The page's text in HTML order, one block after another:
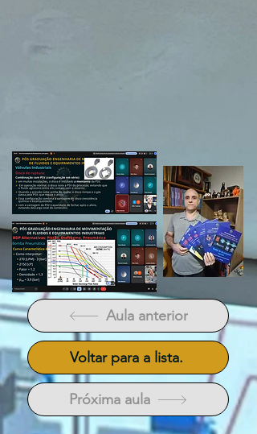
Aula anterior
Voltar para a lista.
Próxima aula